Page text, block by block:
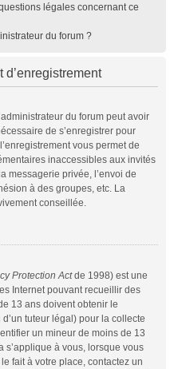
légales concernant ce
du forum ?
d’enregistrement
du forum peut avoir
de s’enregistrer pour
vous permet de
inaccessibles aux invités
messagerie privée, l’envoi de
à des groupes, etc. La
conseillée.
Protection Actde 1998) est une
Internet pouvant recueillir des
13 ans doivent obtenir le
tuteur légal) pour la collecte
un mineur de moins de 13
s’applique à vous, lorsque vous
fait à votre place, contactez un